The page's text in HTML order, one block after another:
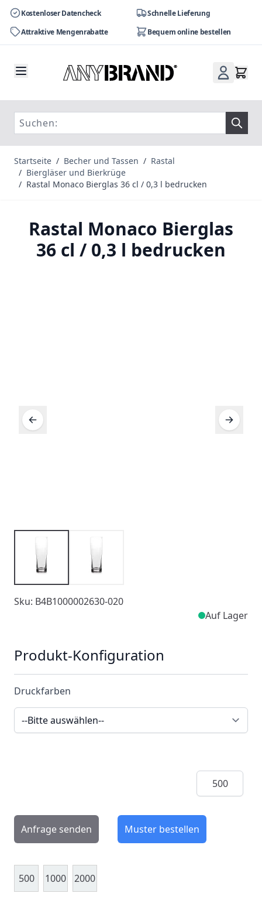
Kostenloser Datencheck
Schnelle Lieferung
Attraktive Mengenrabatte
Bequem online bestellen
Startseite / Becher und Tassen / Rastal
/ Biergläser und Bierkrüge
/ Rastal Monaco Bierglas 36 cl / 0,3 l bedrucken
Rastal Monaco Bierglas
36 cl / 0,3 l bedrucken
Sku: B4B1000002630-020
Auf Lager
Produkt-Konfiguration
Druckfarben
Menge
Anfrage senden Muster bestellen
500 1000 2000